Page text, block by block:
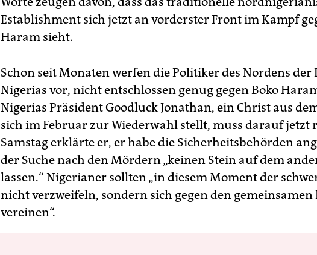
Establishment sich jetzt an vorderster Front im Kampf
Haram sieht.
Schon seit Monaten werfen die Politiker des Nordens der
Nigerias vor, nicht entschlossen genug gegen Boko
Nigerias Präsident Goodluck Jonathan, ein Christ aus
sich im Februar zur Wiederwahl stellt, muss darauf jetzt
Samstag erklärte er, er habe die Sicherheitsbehörden
der Suche nach den Mördern „keinen Stein auf dem
lassen.“ Nigerianer sollten „in diesem Moment der
nicht verzweifeln, sondern sich gegen den gemeinsamen
vereinen“.